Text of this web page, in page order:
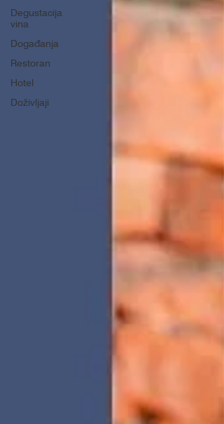
Degustacija
vina
Događanja
Restoran
Hotel
Doživljaji